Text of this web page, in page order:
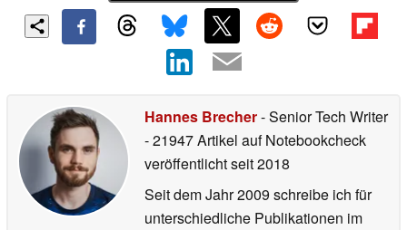
Hannes Brecher- Senior Tech Writer
- 21947 Artikel auf Notebookcheck
veröffentlichtseit 2018
Seit dem Jahr 2009 schreibe ich für
unterschiedliche Publikationen im